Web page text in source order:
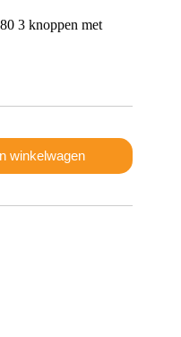
3 knoppen met
winkelwagen